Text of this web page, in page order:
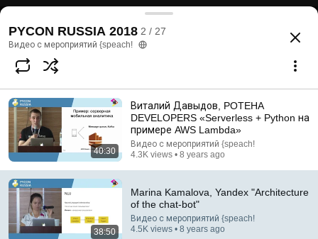
Marina Kamalova, Yandex "Architecture of the
@ videospeach 103 likes 4.5K views
Subscribe
Comments 2
Comment...
PYCON RUSSIA 2018 2 / 27
Видео с мероприятий {speach!
40:30
Виталий Давыдов, POTEHA
DEVELOPERS «Serverless + Python на
примере AWS Lambda»
Видео с мероприятий {speach!
4.3K views • 8 years ago
38:50
Marina Kamalova, Yandex "Architecture
of the chat-bot"
Видео с мероприятий {speach!
4.5K views • 8 years ago